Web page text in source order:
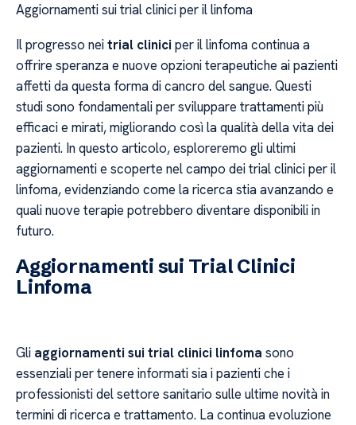
Aggiornamenti sui trial clinici per il linfoma
Il progresso neitrial clinici per il linfoma continua a
offrire speranza e nuove opzioni terapeutiche ai pazienti
affetti da questa forma di cancro del sangue. Questi
studi sono fondamentali per sviluppare trattamenti più
efficaci e mirati, migliorando così la qualità della vita dei
pazienti. In questo articolo, esploreremo gli ultimi
aggiornamenti e scoperte nel campo dei trial clinici per il
linfoma, evidenziando come la ricerca stia avanzando e
quali nuove terapie potrebbero diventare disponibili in
futuro.
Aggiornamenti sui Trial Clinici
Linfoma
Gli aggiornamenti sui trial clinici linfoma sono
essenziali per tenere informati sia i pazienti che i
professionisti del settore sanitario sulle ultime novità in
termini di ricerca e trattamento. La continua evoluzione